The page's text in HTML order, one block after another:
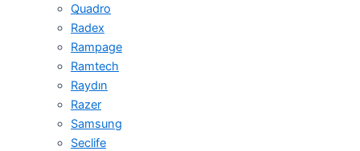
Quadro
Radex
Rampage
Ramtech
Raydın
Razer
Samsung
Seclife